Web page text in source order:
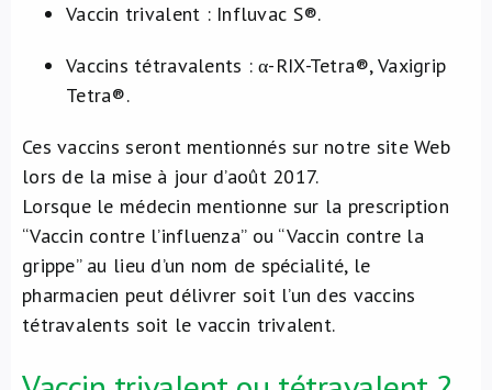
Vaccin trivalent : Influvac S®.
Vaccins tétravalents : α-RIX-Tetra®, Vaxigrip
Tetra®.
Ces vaccins seront mentionnés sur notre site Web
lors de la mise à jour d’août 2017.
Lorsque le médecin mentionne sur la prescription
“Vaccin contre l’influenza” ou “Vaccin contre la
grippe” au lieu d’un nom de spécialité, le
pharmacien peut délivrer soit l’un des vaccins
tétravalents soit le vaccin trivalent.